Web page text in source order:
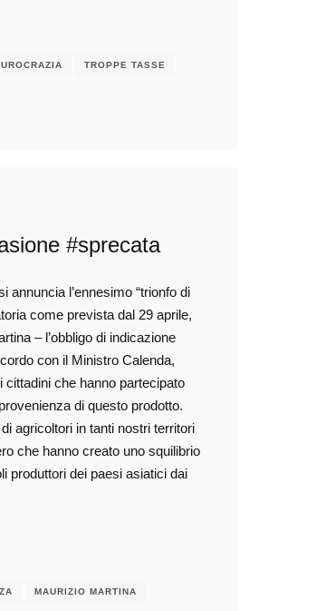
TROPPE TASSE
#sprecata
l’ennesimo “trionfo di
come prevista dal 29 aprile,
– l’obbligo di indicazione
con il Ministro Calenda,
cittadini che hanno partecipato
di questo prodotto.
agricoltori in tanti nostri territori
che hanno creato uno squilibrio
produttori dei paesi asiatici dai
MAURIZIO MARTINA